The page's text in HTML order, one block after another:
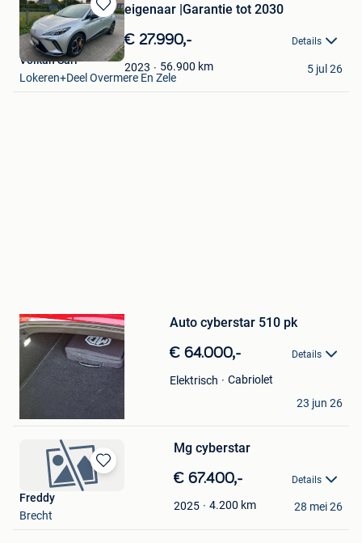
Bewaren
in
Mijn
Favorieten
eigenaar |Garantie tot 2030
€ 27.990,- Details
2023 56.900 km
Volkan Sari
Lokeren+Deel Overmere En Zele
5 jul 26
Mijn
Favorieten
Auto cyberstar 510 pk
€ 64.000,- Details
Elektrisch
Cabriolet
Freddy
23 jun 26
Bewaren
Mg cyberstar
€ 67.400,- Details
2025 4.200 km
Freddy
Brecht
28 mei 26